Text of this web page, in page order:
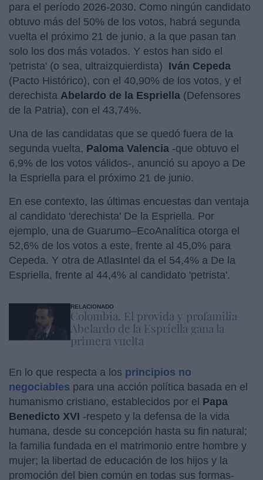
para el período 2026-2030. Como ningún candidato
obtuvo más del 50% de los votos, habrá segunda
vuelta el próximo 21 de junio, a la que pasan tan
solo los dos más votados. Y estos han sido el
'petrista' (o sea, ultraizquierdista) Iván Cepeda
(Pacto Histórico), con el 40,90% de los votos, y el
derechista Abelardo de la Espriella (Defensores
de la Patria), con el 43,74%.
Una de las candidatas que se quedó fuera de la
segunda vuelta, Paloma Valencia -que obtuvo el
6,9% de los votos válidos-, anunció su apoyo a De
la Espriella para el próximo 21 de junio.
En ese contexto, las últimas encuestas dan ventaja
al candidato 'derechista' De la Espriella. Por
ejemplo, una de Guarumo–EcoAnalítica otorga el
52,6% de los votos a este, frente al 45,0% para
Cepeda. Y otra de AtlasIntel da el 54,4% a De la
Espriella, frente al 44,4% al candidato 'petrista'.
RELACIONADO
Colombia. El provida y profamilia
Abelardo de la Espriella gana la
primera vuelta
En lo que respecta a los principios no
negociables para una acción política basada en el
humanismo cristiano, establecidos por el Papa
Benedicto XVI -respeto y la defensa de la vida
humana, desde su concepción hasta su fin natural;
la familia fundada en el matrimonio entre hombre y
mujer; la libertad de educación de los hijos y la
promoción del bien común en todas sus formas-